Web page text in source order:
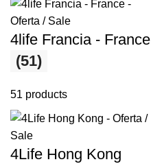
4life Francia - France
(51)
51 products
4Life Hong Kong